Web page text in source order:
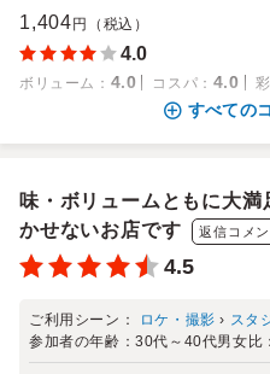
1,404 円（税込）
4.0
ボリューム ： 4.0 コスパ ： 4.0
すべての
味・ボリュームともに大
かせないお店です
返信コメ
4.5
ご利用シーン： ロケ・撮影 › スタ
参加者の年齢：30代～40代男女比：